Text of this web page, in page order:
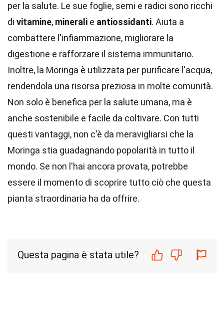
per la salute. Le sue foglie, semi e radici sono ricchi
di vitamine, minerali e antiossidanti. Aiuta a
combattere l'infiammazione, migliorare la
digestione e rafforzare il sistema immunitario.
Inoltre, la Moringa è utilizzata per purificare l'acqua,
rendendola una risorsa preziosa in molte comunità.
Non solo è benefica per la salute umana, ma è
anche sostenibile e facile da coltivare. Con tutti
questi vantaggi, non c'è da meravigliarsi che la
Moringa stia guadagnando popolarità in tutto il
mondo. Se non l'hai ancora provata, potrebbe
essere il momento di scoprire tutto ciò che questa
pianta straordinaria ha da offrire.
Questa pagina è stata utile?